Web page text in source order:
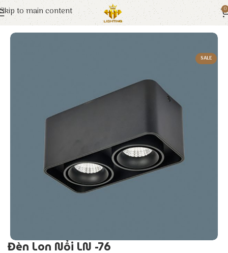
Skip to main content 0
Trang chủ Euroto Đèn LED
SALE
Đèn Lon Nổi LN -76